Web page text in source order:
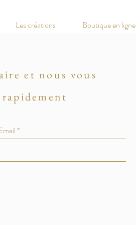
Les créations Boutique en ligne
et nous vous